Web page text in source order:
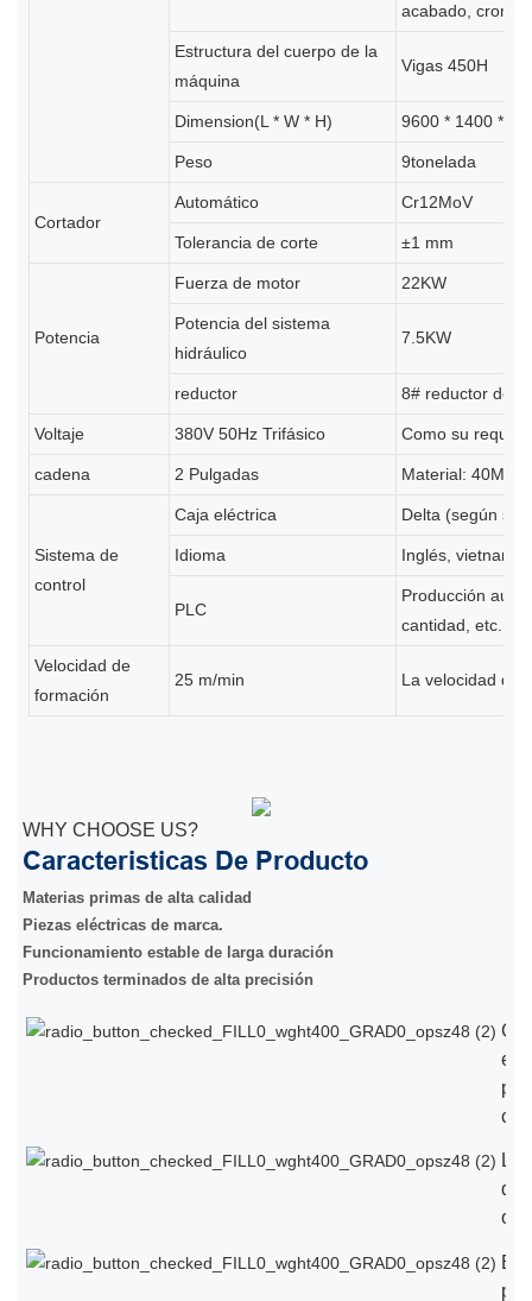
acabado,
Estructura del cuerpo de la
máquina
Vigas 450H
Dimension(L * W * H) 9600 * 1400 *
Peso 9tonelada
Cortador
Automático Cr12MoV
Tolerancia de corte ±1 mm
Potencia
Fuerza de motor 22KW
Potencia del sistema
hidráulico
7.5KW
reductor 8# reductor de
Voltaje 380V 50Hz Trifásico Como su
cadena 2 Pulgadas Material:
Sistema de
control
Caja eléctrica Delta (según
Idioma Inglés,
PLC
Producción
cantidad, etc.
Velocidad de
formación
25 m/min La velocidad
WHY CHOOSE US?
Caracteristicas De Producto
Materias primas de alta calidad
Piezas eléctricas de marca.
Funcionamiento estable de larga duración
Productos terminados de alta precisión
del